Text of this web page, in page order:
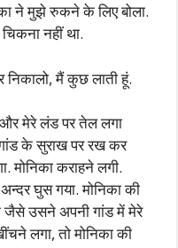
ने मुझे रुकने के लिए बोला.
चिकना नहीं था.
निकालो, मैं कुछ लाती हूं.
मेरे लंड पर तेल लगा
के सुराख पर रख कर
मोनिका कराहने लगी.
घुस गया. मोनिका की
जैसे उसने अपनी गांड में मेरे
लगा, तो मोनिका की